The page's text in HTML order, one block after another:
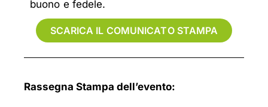
buono e fedele.
SCARICA IL COMUNICATO STAMPA
Rassegna Stampa dell’evento: